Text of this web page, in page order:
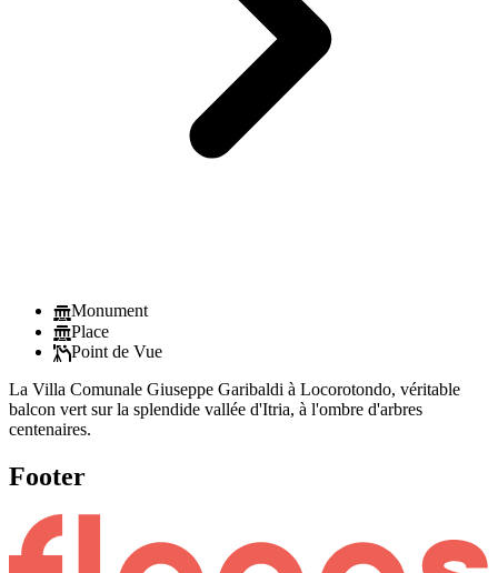
Monument
Place
Point de Vue
La Villa Comunale Giuseppe Garibaldi à Locorotondo, véritable
balcon vert sur la splendide vallée d'Itria, à l'ombre d'arbres
centenaires.
Footer